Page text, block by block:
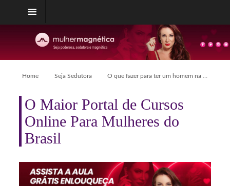
Home Seja Sedutora O que fazer para ter um homem na palma da sua mão
O Maior Portal de Cursos
Online Para Mulheres do
Brasil